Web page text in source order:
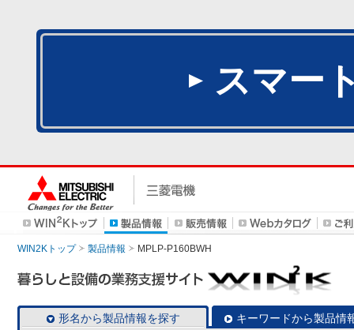
スマー
WIN2Kトップ 製品情報 MPLP-P160BWH
形名から製品情報を探す キーワードから製品情